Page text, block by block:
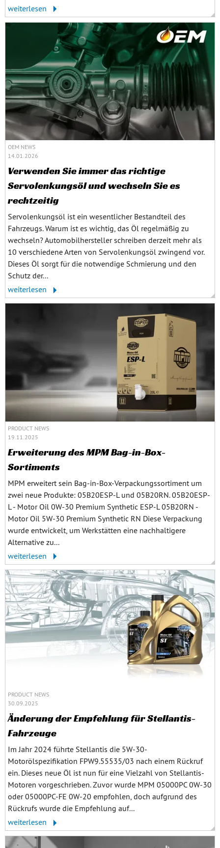
weiterlesen
OEM NEWS
14.01.2026
Verwenden Sie immer das richtige
Servolenkungsöl und wechseln Sie es
rechtzeitig
Servolenkungsöl ist ein wesentlicher Bestandteil des
Fahrzeugs. Warum ist es wichtig, das Öl regelmäßig zu
wechseln? Automobilhersteller schreiben derzeit mehr als
10 verschiedene Arten von Servolenkungsöl zwingend vor.
Dieses Öl sorgt für die notwendige Schmierung und den
Schutz der...
weiterlesen
PRODUCT NEWS
19.11.2025
Erweiterung des MPM Bag-in-Box-
Sortiments
MPM erweitert sein Bag-in-Box-Verpackungssortiment um
zwei neue Produkte: 05B20ESP-L und 05B20RN. 05B20ESP-
L - Motor Oil 0W-30 Premium Synthetic ESP-L 05B20RN -
Motor Oil 5W-30 Premium Synthetic RN Diese Verpackung
wurde entwickelt, um Werkstätten eine nachhaltigere
Alternative zu...
weiterlesen
PRODUCT NEWS
30.09.2025
Änderung der Empfehlung für Stellantis-
Fahrzeuge
Im Jahr 2024 führte Stellantis die 5W-30-
Motorölspezifikation FPW9.55535/03 nach einem Rückruf
ein. Dieses neue Öl ist nun für eine Vielzahl von Stellantis-
Motoren vorgeschrieben. Zuvor wurde MPM 05000PC 0W-30
oder 05000PC-FE 0W-20 empfohlen, doch aufgrund des
Rückrufs wurde die Empfehlung auf...
weiterlesen